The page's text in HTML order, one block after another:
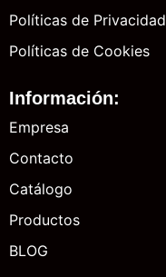
Políticas de Privacidad
Políticas de Cookies
Información:
Empresa
Contacto
Catálogo
Productos
BLOG